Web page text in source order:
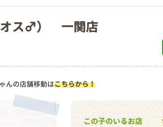
オス♂） 一関店
んの店舗移動はこちらから！
この子のいるお店